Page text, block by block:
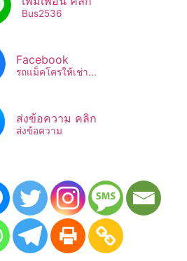
Bus2536​
Facebook
รถแม็คโครให้เช่า...
ส่งข้อความ คลิก
ส่งข้อความ